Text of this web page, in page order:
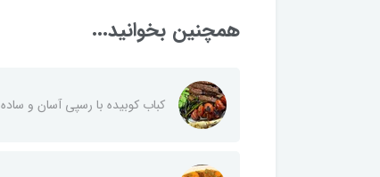
همچنین بخوانید...
کباب کوبیده با رسپی آسان ‌و ساده